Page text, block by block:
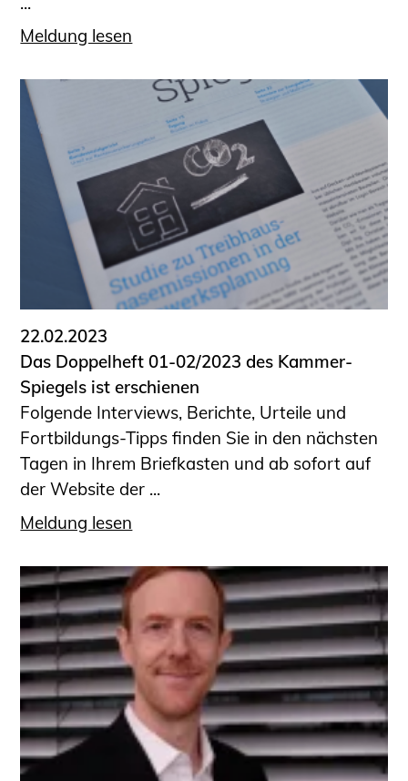
Meldung lesen
22.02.2023
Das Doppelheft 01-02/2023 des Kammer-
Spiegels ist erschienen
Folgende Interviews, Berichte, Urteile und
Fortbildungs-Tipps finden Sie in den nächsten
Tagen in Ihrem Briefkasten und ab sofort auf
der Website der ...
Meldung lesen